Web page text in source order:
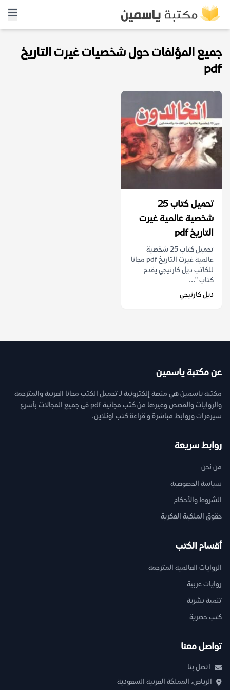
جميع المؤلفات حول شخصيات غيرت التاريخ
pdf
تحميل كتاب 25
شخصية عالمية غيرت
التاريخ pdf
تحميل كتاب 25 شخصية
عالمية غيرت التاريخ pdf مجانا
للكاتب ديل كارنيجي يقدم
كتاب "...
ديل كارنيجي
عن مكتبة ياسمين
مكتبة ياسمين هي منصة إلكترونية لـ تحميل الكتب مجانا العربية والمترجمة
والروايات والقصص وغيرها من كتب مجانية pdf فى جميع المجالات بأسرع
سيرفرات وروابط مباشرة و قراءة كتب اونلاين.
روابط سريعة
من نحن
سياسة الخصوصية
الشروط والأحكام
حقوق الملكية الفكرية
أقسام الكتب
الروايات العالمية المترجمة
روايات عربية
تنمية بشرية
كتب حصرية
تواصل معنا
اتصل بنا
الرياض، المملكة العربية السعودية